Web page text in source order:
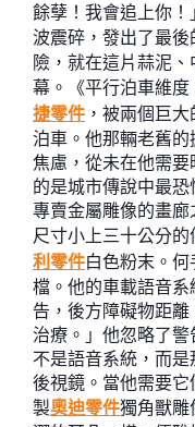
餘孽！我會追上你
波震碎，發出了最後
險，就在這片蒜泥
幕。《平行泊車維
捷零件 ，被兩個巨
泊車。他那輛老舊
焦慮，從未在他需
的是城市傳說中最
專賣金屬雕像的畫
尺寸小上三十公分
利零件白色粉末。
檔。他的車載語音
告，後方障礙物距
治療。」他忽略了
不是語音系統，而
後視鏡。當他需要
製奧迪零件獨角獸雕